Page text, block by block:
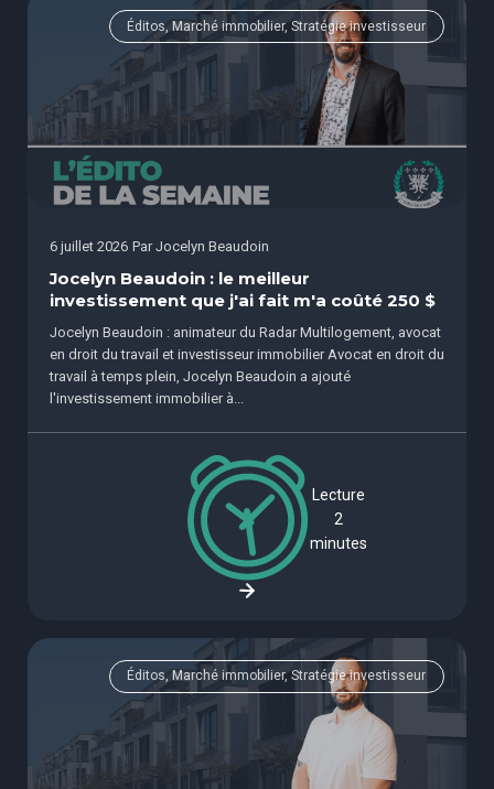
Éditos, Marché immobilier, Stratégie investisseur
6 juillet 2026 Par Jocelyn Beaudoin
Jocelyn Beaudoin : le meilleur
investissement que j'ai fait m'a coûté 250 $
Jocelyn Beaudoin : animateur du Radar Multilogement, avocat
en droit du travail et investisseur immobilier Avocat en droit du
travail à temps plein, Jocelyn Beaudoin a ajouté
l'investissement immobilier à...
Lecture
2
minutes
Éditos, Marché immobilier, Stratégie investisseur